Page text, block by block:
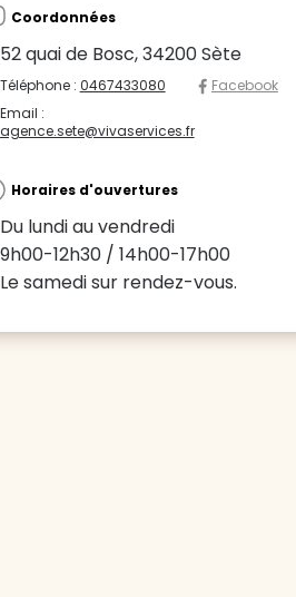
Coordonnées
52 quai de Bosc, 34200 Sète
Téléphone : 0467433080
Facebook
Email :
agence.sete@vivaservices.fr
Horaires d'ouvertures
Du lundi au vendredi
9h00-12h30 / 14h00-17h00
Le samedi sur rendez-vous.